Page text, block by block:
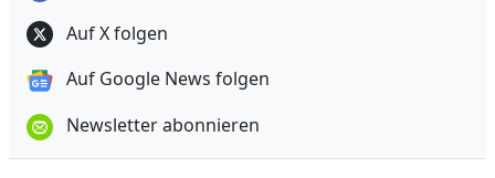
Auf X folgen
Auf Google News folgen
Newsletter abonnieren